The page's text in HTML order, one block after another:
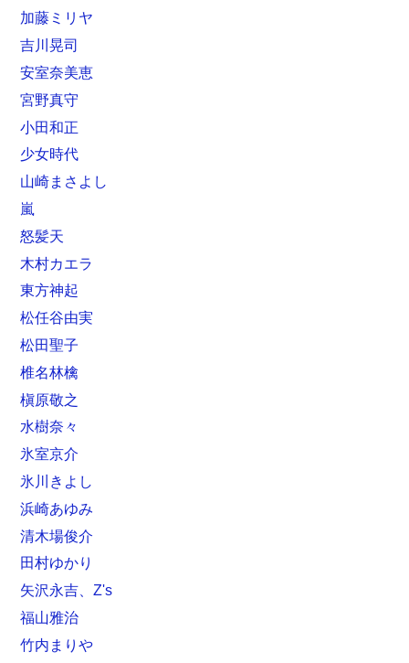
加藤ミリヤ
吉川晃司
安室奈美恵
宮野真守
小田和正
少女時代
山崎まさよし
嵐
怒髪天
木村カエラ
東方神起
松任谷由実
松田聖子
椎名林檎
槇原敬之
水樹奈々
氷室京介
氷川きよし
浜崎あゆみ
清木場俊介
田村ゆかり
矢沢永吉、Z's
福山雅治
竹内まりや